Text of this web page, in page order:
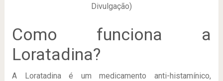
Divulgação)
Como funciona a
Loratadina?
A Loratadina é um medicamento anti-histamínico,